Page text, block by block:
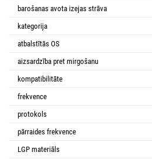
barošanas avota izejas strāva
kategorija
atbalstītās OS
aizsardzība pret mirgošanu
kompatibilitāte
frekvence
protokols
pārraides frekvence
LGP materiāls